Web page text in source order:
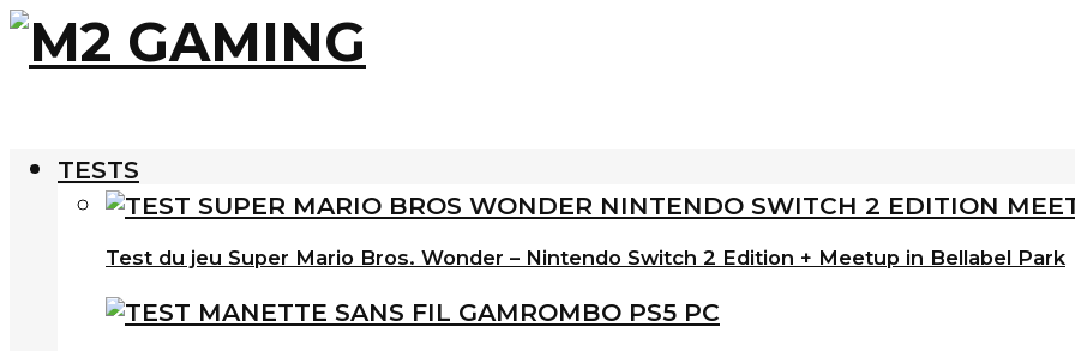
TESTS
Test du jeu Super Mario Bros. Wonder – Nintendo Switch 2 Edition + Meetup in Bellabel Park